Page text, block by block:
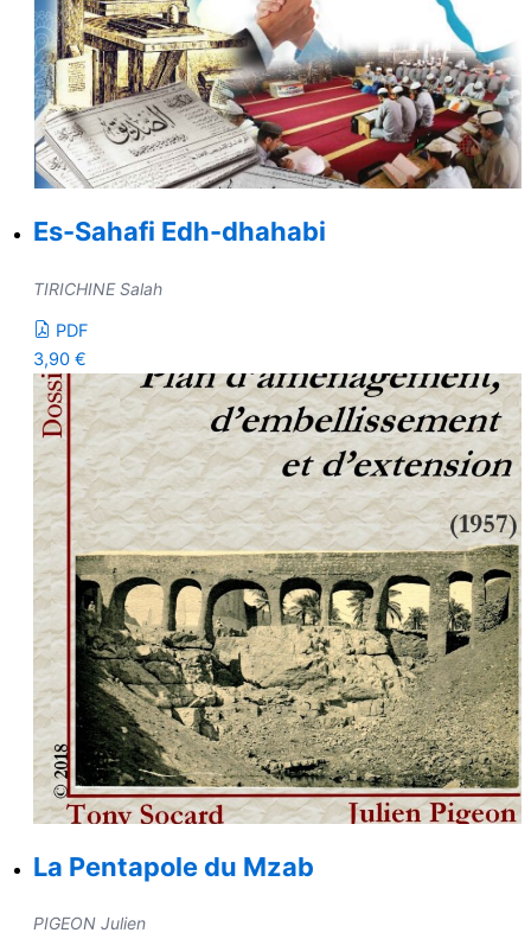
Es-Sahafi Edh-dhahabi
TIRICHINE Salah
PDF
3,90 €
La Pentapole du Mzab
PIGEON Julien